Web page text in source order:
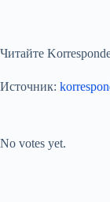
Читайте
Источник:
No votes yet.